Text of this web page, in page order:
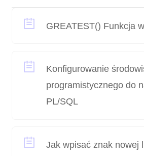
GREATEST() Funkcja
Konfigurowanie
programistycznego do
PL/SQL
Jak wpisać znak nowej